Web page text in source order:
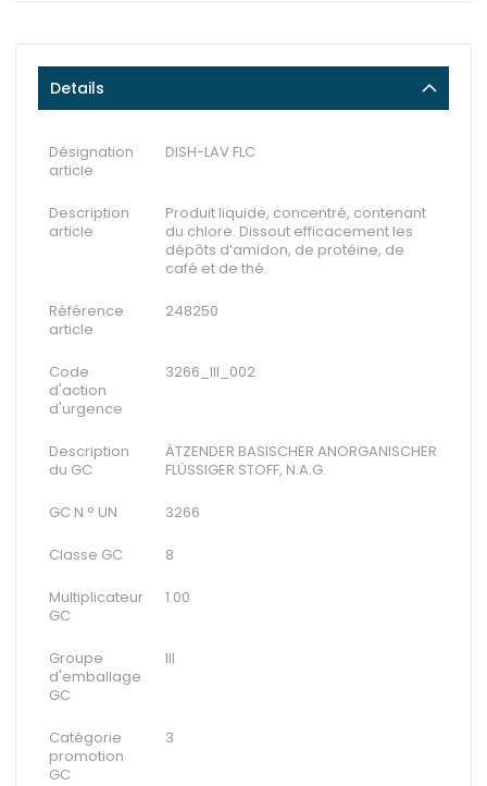
Details
Désignation
article
DISH-LAV FLC
Description
article
Produit liquide, concentré, contenant
du chlore. Dissout efficacement les
dépôts d’amidon, de protéine, de
café et de thé.
Référence
article
248250
Code
d'action
d'urgence
3266_III_002
Description
du GC
ÄTZENDER BASISCHER ANORGANISCHER
FLÜSSIGER STOFF, N.A.G.
GC N ° UN 3266
Classe GC 8
Multiplicateur
GC
1.00
Groupe
d'emballage
GC
III
Catégorie
promotion
GC
3